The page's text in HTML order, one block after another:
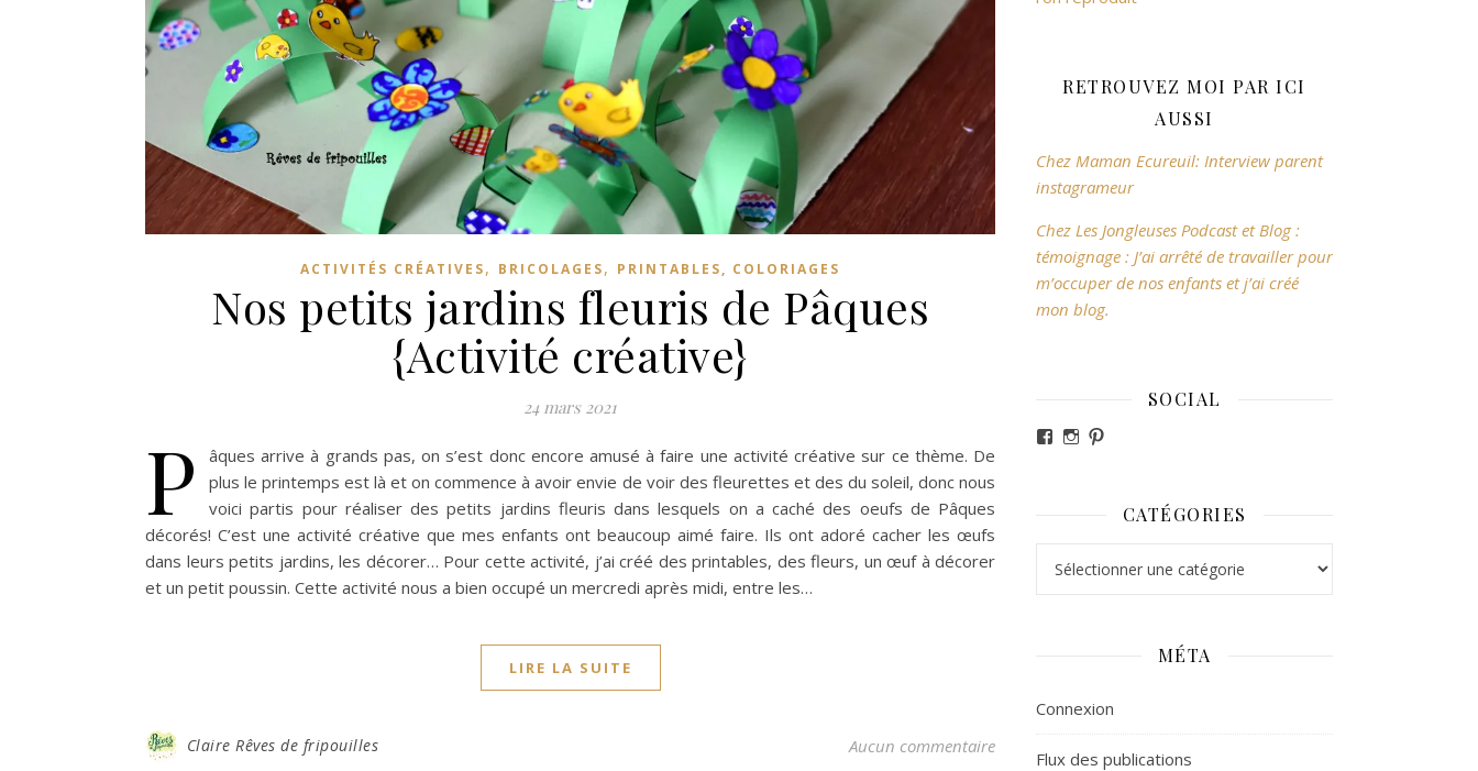
ACTIVITÉS CRÉATIVES, BRICOLAGES, PRINTABLES, COLORIAGES
Nos petits jardins fleuris de Pâques
{Activité créative}
24 mars 2021
P
âques arrive à grands pas, on s’est donc encore amusé à faire une activité créative sur ce thème. De
plus le printemps est là et on commence à avoir envie de voir des fleurettes et des du soleil, donc nous
voici partis pour réaliser des petits jardins fleuris dans lesquels on a caché des oeufs de Pâques
décorés! C’est une activité créative que mes enfants ont beaucoup aimé faire. Ils ont adoré cacher les œufs
dans leurs petits jardins, les décorer… Pour cette activité, j’ai créé des printables, des fleurs, un œuf à décorer
et un petit poussin. Cette activité nous a bien occupé un mercredi après midi, entre les…
LIRE LA SUITE
Claire Rêves de fripouilles Aucun commentaire
RETROUVEZ MOI PAR ICI
AUSSI
Chez Maman Ecureuil: Interview parent
instagrameur
Chez Les Jongleuses Podcast et Blog :
témoignage : J’ai arrêté de travailler pour
m’occuper de nos enfants et j’ai créé
mon blog.
SOCIAL
Voir le profil de revesdefripouilles sur Facebook
Voir le profil de claire_revesdefripouilles sur
CATÉGORIES
MÉTA
Connexion
Flux des publications